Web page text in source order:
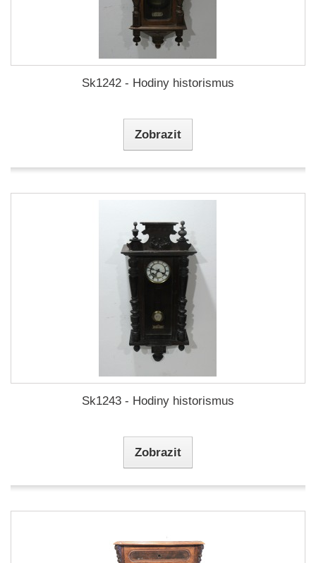
Sk1242 - Hodiny historismus
Zobrazit
Sk1243 - Hodiny historismus
Zobrazit